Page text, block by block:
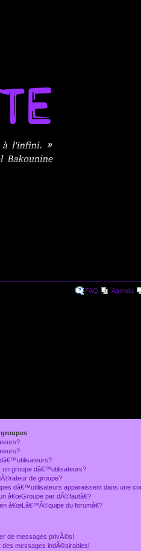
FAQ Agenda
groupe dâ€™utilisateurs?
de groupe?
dâ€™utilisateurs apparaissent dans une
â€œGroupe par dÃ©fautâ€?
â€œLâ€™Ã©quipe du forumâ€?
de messages privÃ©s!
des messages indÃ©sirables!